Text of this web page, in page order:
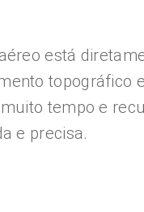
está
tempo e
e precisa.